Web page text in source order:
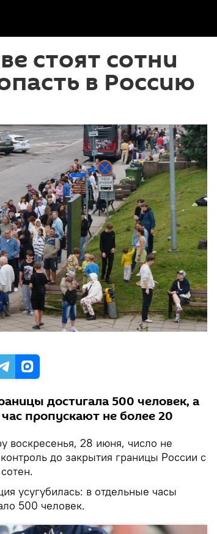
стоят сотни
в Россию
достигала 500 человек, а
пропускают не более 20
воскресенья, 28 июня, число не
до закрытия границы России с
усугубилась: в отдельные часы
500 человек.